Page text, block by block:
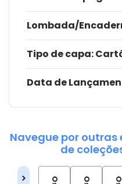
Lombada/
Tipo de capa:
Data de
Navegue por
de